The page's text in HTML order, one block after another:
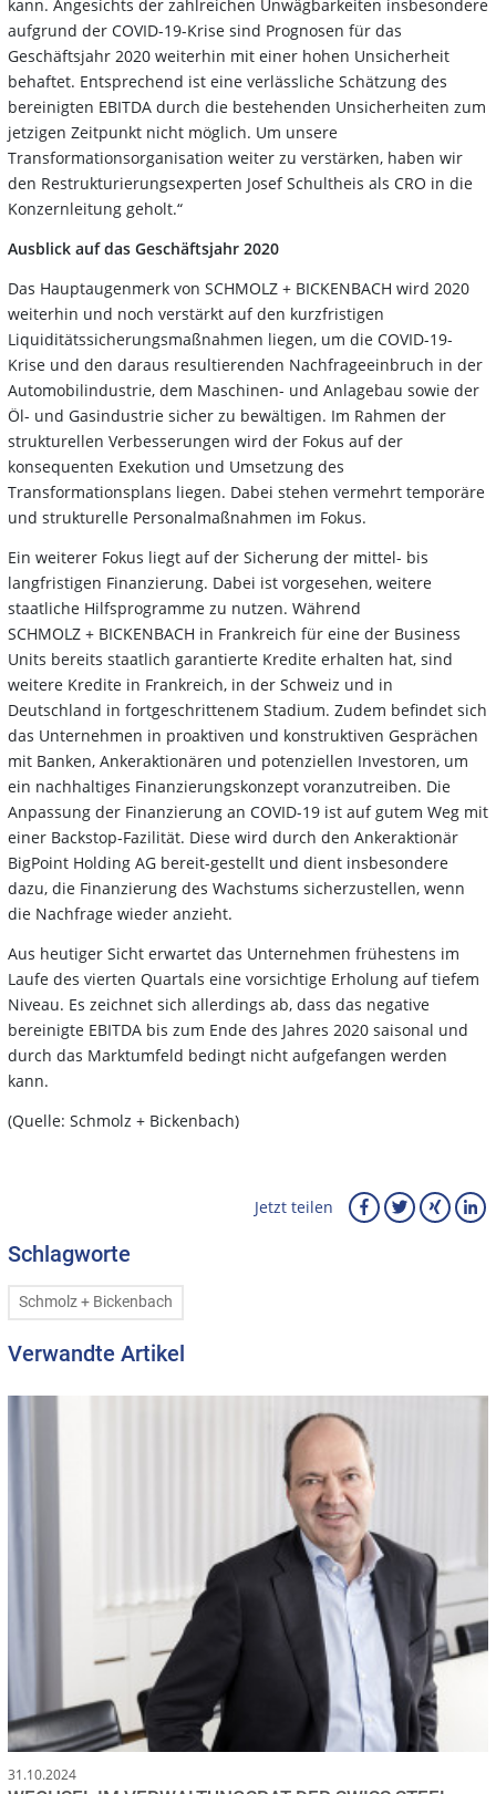
kann. Angesichts der zahlreichen Unwägbarkeiten insbesondere
aufgrund der COVID-19-Krise sind Prognosen für das
Geschäftsjahr 2020 weiterhin mit einer hohen Unsicherheit
behaftet. Entsprechend ist eine verlässliche Schätzung des
bereinigten EBITDA durch die bestehenden Unsicherheiten zum
jetzigen Zeitpunkt nicht möglich. Um unsere
Transformationsorganisation weiter zu verstärken, haben wir
den Restrukturierungsexperten Josef Schultheis als CRO in die
Konzernleitung geholt.“
Ausblick auf das Geschäftsjahr 2020
Das Hauptaugenmerk von SCHMOLZ + BICKENBACH wird 2020
weiterhin und noch verstärkt auf den kurzfristigen
Liquiditätssicherungsmaßnahmen liegen, um die COVID-19-
Krise und den daraus resultierenden Nachfrageeinbruch in der
Automobilindustrie, dem Maschinen- und Anlagebau sowie der
Öl- und Gasindustrie sicher zu bewältigen. Im Rahmen der
strukturellen Verbesserungen wird der Fokus auf der
konsequenten Exekution und Umsetzung des
Transformationsplans liegen. Dabei stehen vermehrt temporäre
und strukturelle Personalmaßnahmen im Fokus.
Ein weiterer Fokus liegt auf der Sicherung der mittel- bis
langfristigen Finanzierung. Dabei ist vorgesehen, weitere
staatliche Hilfsprogramme zu nutzen. Während
SCHMOLZ + BICKENBACH in Frankreich für eine der Business
Units bereits staatlich garantierte Kredite erhalten hat, sind
weitere Kredite in Frankreich, in der Schweiz und in
Deutschland in fortgeschrittenem Stadium. Zudem befindet sich
das Unternehmen in proaktiven und konstruktiven Gesprächen
mit Banken, Ankeraktionären und potenziellen Investoren, um
ein nachhaltiges Finanzierungskonzept voranzutreiben. Die
Anpassung der Finanzierung an COVID-19 ist auf gutem Weg mit
einer Backstop-Fazilität. Diese wird durch den Ankeraktionär
BigPoint Holding AG bereit-gestellt und dient insbesondere
dazu, die Finanzierung des Wachstums sicherzustellen, wenn
die Nachfrage wieder anzieht.
Aus heutiger Sicht erwartet das Unternehmen frühestens im
Laufe des vierten Quartals eine vorsichtige Erholung auf tiefem
Niveau. Es zeichnet sich allerdings ab, dass das negative
bereinigte EBITDA bis zum Ende des Jahres 2020 saisonal und
durch das Marktumfeld bedingt nicht aufgefangen werden
kann.
(Quelle: Schmolz + Bickenbach)
Jetzt teilen
Schlagworte
Schmolz + Bickenbach
Verwandte Artikel
31.10.2024